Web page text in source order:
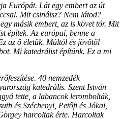
Európát. Lát egy embert az út
Mit csinálsz? Nem látod?
másik embert, az is követ tör. Mit
építek. Az európai, benne a
az ő életük. Múltól és jövőtől
Mi katedrálist építünk. Ez a mi
40 nemzedék
katedrális. Szent István
tette, a labancok lerombolták,
és Széchenyi, Petőfi és Jókai,
harcoltak érte. Harcoltak